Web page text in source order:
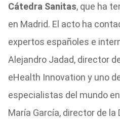
Cátedra Sanitas, que ha
en Madrid. El acto ha
expertos españoles e
Alejandro Jadad, director
eHealth Innovation y uno
especialistas del mundo
María García, director de